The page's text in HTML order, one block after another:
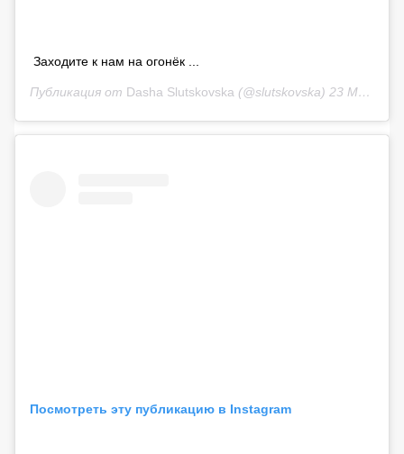
Заходите к нам на огонёк ...
Публикация от Dasha Slutskovska (@slutskovska) 23 Май 2020 в 9:40 PDT
Посмотреть эту публикацию в Instagram